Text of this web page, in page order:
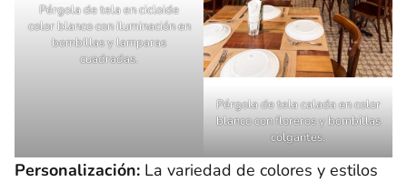
Pérgola de tela en cicloide
color blanco con iluminación en
bombillas y lamparas
cuadradas.
Pérgola de tela calada en color
blanco con floreros y bombillas
colgantes.
Personalización: La variedad de colores y estilos